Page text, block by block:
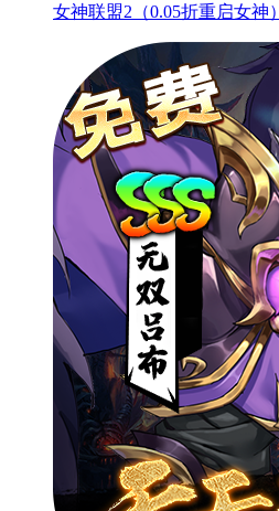
女神联盟2（0.05折重启女神）